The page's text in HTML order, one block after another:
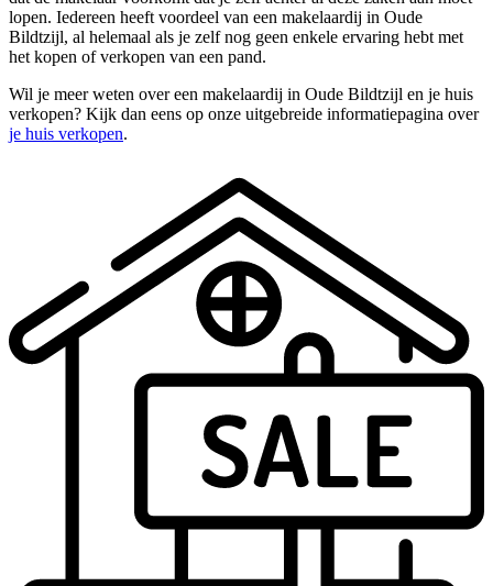
lopen. Iedereen heeft voordeel van een makelaardij in Oude
Bildtzijl, al helemaal als je zelf nog geen enkele ervaring hebt met
het kopen of verkopen van een pand.
Wil je meer weten over een makelaardij in Oude Bildtzijl en je huis
verkopen? Kijk dan eens op onze uitgebreide informatiepagina over
je huis verkopen.